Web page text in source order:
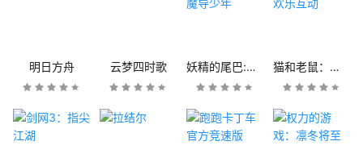
明日方舟 云梦四时歌 妖精的尾巴:魔导少年 猫和老鼠：欢乐互动